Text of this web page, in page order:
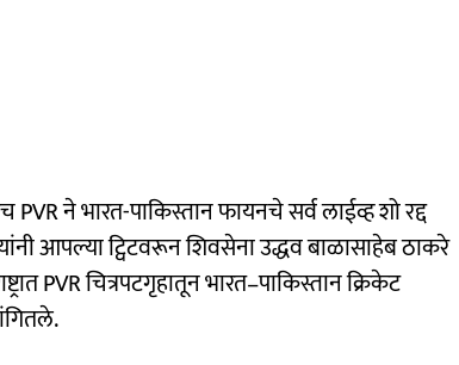
ने भारत-पाकिस्तान फायनचे सर्व लाईव्ह शो रद्द
आपल्या ट्विटवरून शिवसेना उद्धव बाळासाहेब ठाकरे
PVR चित्रपटगृहातून भारत–पाकिस्तान क्रिकेट